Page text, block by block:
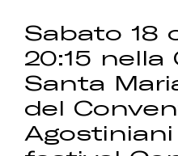
Sabato 18
20:15 nella
Santa
del